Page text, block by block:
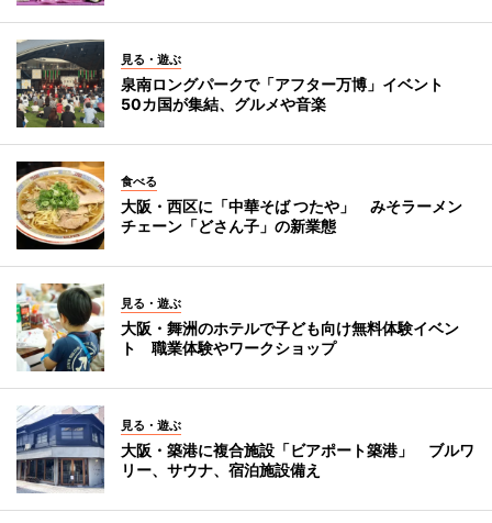
見る・遊ぶ
泉南ロングパークで「アフター万博」イベント
50カ国が集結、グルメや音楽
食べる
大阪・西区に「中華そば つたや」 みそラーメン
チェーン「どさん子」の新業態
見る・遊ぶ
大阪・舞洲のホテルで子ども向け無料体験イベン
ト 職業体験やワークショップ
見る・遊ぶ
大阪・築港に複合施設「ビアポート築港」 ブルワ
リー、サウナ、宿泊施設備え